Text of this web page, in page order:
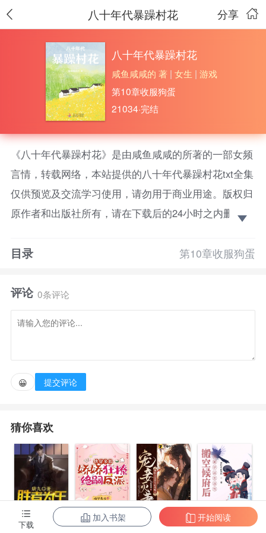
分享
八十年代暴躁村花
八十年代暴躁村花
咸鱼咸咸的 著 | 女生 |游戏
第10章收服狗蛋
21034·完结
《八十年代暴躁村花》是由咸鱼咸咸的所著的一部女频
言情，转载网络，本站提供的八十年代暴躁村花txt全集
仅供预览及交流学习使用，请勿用于商业用途。版权归
原作者和出版社所有，请在下载后的24小时之内删除，
虐文女主黄安叶被虐文男主活活打死后，觉醒了，带
叶在女尊国打了一辈子的仗，寿终正寝后，一睁眼，又
回到了虐文男主周建国身边。 黄安叶：不受虐的虐文
男主怎么能叫虐文男主？虐文男主必须受虐，你不是喜
了，村里最能忍气吞声懦弱无能的村花黄安叶突然硬气
起来了，打得欺负她的未婚夫上门下跪求饶，全村村民
少爷杨文烨也跟着村民去围观杨建国挨打，黄安叶就不
小心撞了杨文烨一下，杨文烨就晕倒昏迷了。 黄安
叶：卧槽，这是要讹我？【1V1】【双洁】【脾气暴躁
武力值爆表村花VS心思细腻病弱富家少爷】
目录 第10章收服狗蛋
评论 0条评论
😀 提交评论
猜你喜欢
陈东王楠楠
快穿多胎，娇
宠妾灭妻？神
搬空候府后，
下载
加入书架 开始阅读